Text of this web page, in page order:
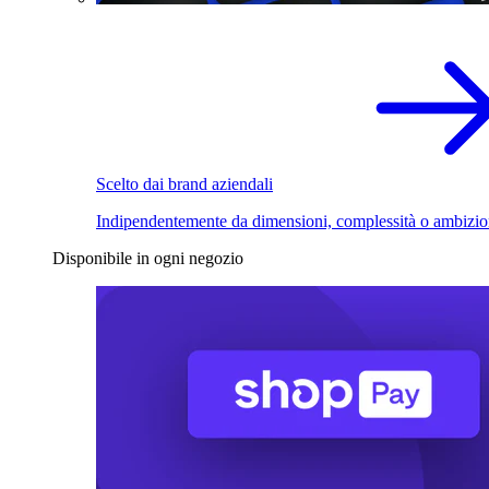
Scelto dai brand aziendali
Indipendentemente da dimensioni, complessità o
Disponibile in ogni negozio